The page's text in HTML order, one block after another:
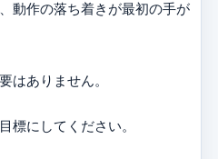
動作の落ち着きが最初の手が
はありません。
標にしてください。